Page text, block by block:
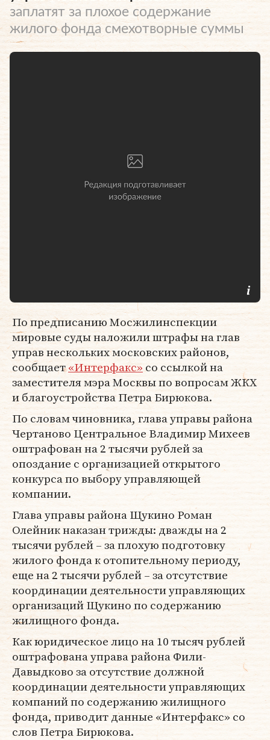
заплатят за плохое содержание
жилого фонда смехотворные суммы
По предписанию Мосжилинспекции
мировые суды наложили штрафы на глав
управ нескольких московских районов,
сообщает«Интерфакс»со ссылкой на
заместителя мэра Москвы по вопросам ЖКХ
и благоустройства Петра Бирюкова.
По словам чиновника, глава управы района
Чертаново Центральное Владимир Михеев
оштрафован на 2 тысячи рублей за
опоздание с организацией открытого
конкурса по выбору управляющей
компании.
Глава управы района Щукино Роман
Олейник наказан трижды: дважды на 2
тысячи рублей – за плохую подготовку
жилого фонда к отопительному периоду,
еще на 2 тысячи рублей – за отсутствие
координации деятельности управляющих
организаций Щукино по содержанию
жилищного фонда.
Как юридическое лицо на 10 тысяч рублей
оштрафована управа района Фили-
Давыдково за отсутствие должной
координации деятельности управляющих
компаний по содержанию жилищного
фонда, приводит данные «Интерфакс» со
слов Петра Бирюкова.